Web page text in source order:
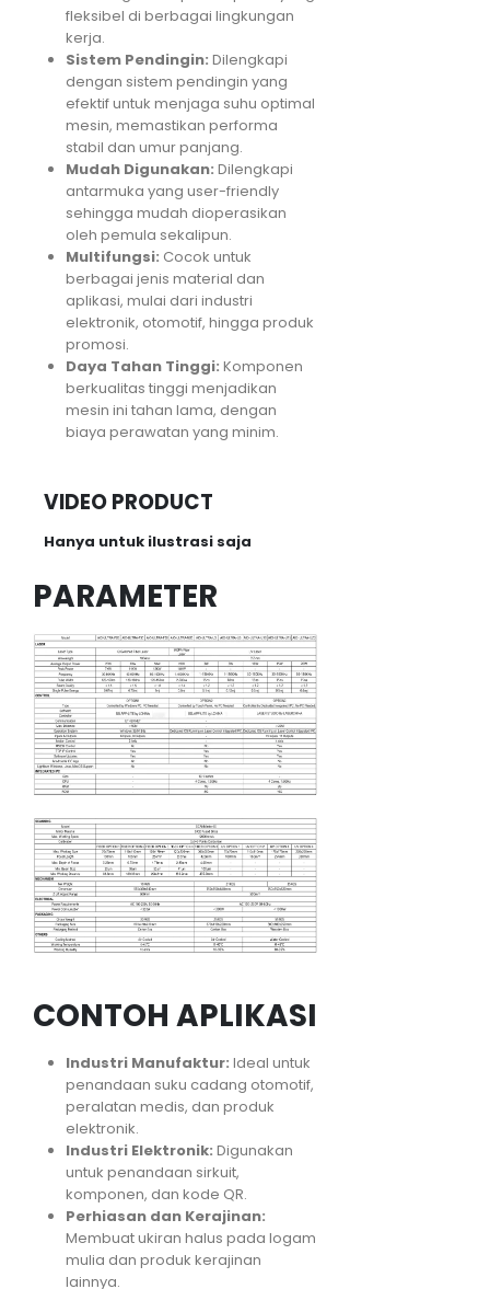
fleksibel di berbagai lingkungan
kerja.
Sistem Pendingin: Dilengkapi
dengan sistem pendingin yang
efektif untuk menjaga suhu optimal
mesin, memastikan performa
stabil dan umur panjang.
Mudah Digunakan: Dilengkapi
antarmuka yang user-friendly
sehingga mudah dioperasikan
oleh pemula sekalipun.
Multifungsi: Cocok untuk
berbagai jenis material dan
aplikasi, mulai dari industri
elektronik, otomotif, hingga produk
promosi.
Daya Tahan Tinggi: Komponen
berkualitas tinggi menjadikan
mesin ini tahan lama, dengan
biaya perawatan yang minim.
VIDEO PRODUCT
Hanya untuk ilustrasi saja
PARAMETER
CONTOH APLIKASI
Industri Manufaktur: Ideal untuk
penandaan suku cadang otomotif,
peralatan medis, dan produk
elektronik.
Industri Elektronik: Digunakan
untuk penandaan sirkuit,
komponen, dan kode QR.
Perhiasan dan Kerajinan:
Membuat ukiran halus pada logam
mulia dan produk kerajinan
lainnya.